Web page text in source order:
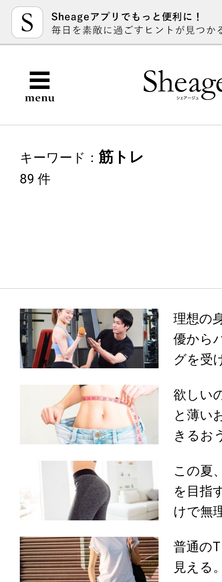
キーワード： 筋トレ
89 件
理想の
優から
グを受
欲しい
と薄い
きるお
この夏
を目指
けで無
普通の
見える